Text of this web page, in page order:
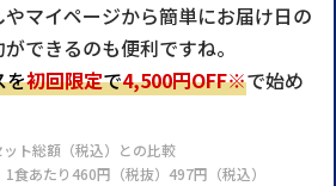
マイページから簡単にお届け日の
できるのも便利ですね。
を初回限定で4,500円OFF※で始め
ト総額（税込）との比較
あたり460円（税抜）497円（税込）